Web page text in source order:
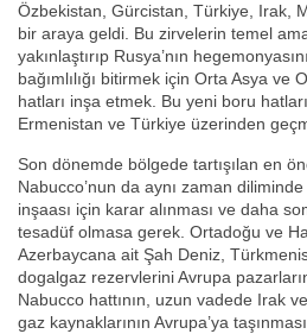
Özbekistan, Gürcistan, Türkiye, Irak,
bir araya geldi. Bu zirvelerin temel
yakınlaştırıp Rusya’nın
bağımlılığı bitirmek için Orta Asya ve
hatları inşa etmek. Bu yeni boru
Ermenistan ve Türkiye üzerinden
Son dönemde bölgede tartışılan en
Nabucco’nun da aynı zaman diliminde
inşaası için karar alınması ve daha
tesadüf olmasa gerek. Ortadoğu ve
Azerbaycana ait Şah Deniz,
dogalgaz rezervlerini Avrupa
Nabucco hattının, uzun vadede Irak
gaz kaynaklarının Avrupa’ya